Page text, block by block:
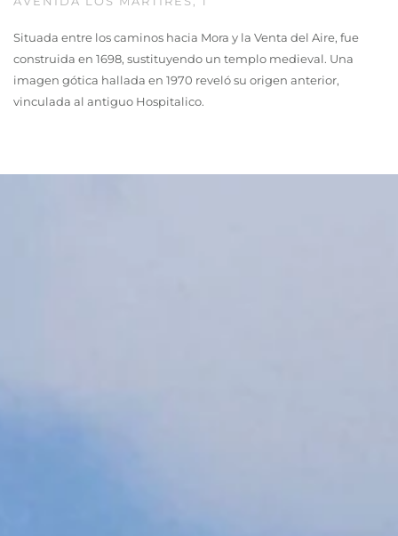
Situada entre los caminos hacia Mora y la Venta del Aire, fue
construida en 1698, sustituyendo un templo medieval. Una
imagen gótica hallada en 1970 reveló su origen anterior,
vinculada al antiguo Hospitalico.